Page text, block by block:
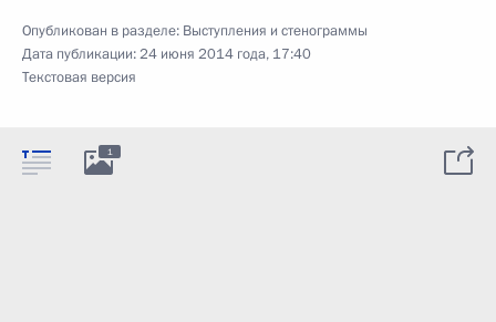
Опубликован в разделе: Выступления и стенограммы
Дата публикации:24 июня 2014 года, 17:40
Текстовая версия
1